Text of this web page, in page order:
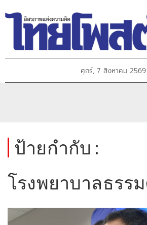
ศุกร์, 7 สิงหาคม 2569
ป้ายกำกับ :
โรงพยาบาลธรร